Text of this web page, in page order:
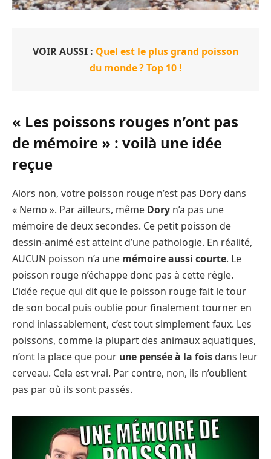
VOIR AUSSI : Quel est le plus grand poisson
du monde ? Top 10 !
« Les poissons rouges n’ont pas
de mémoire » : voilà une idée
reçue
Alors non, votre poisson rouge n’est pas Dory dans
« Nemo ». Par ailleurs, même Dory n’a pas une
mémoire de deux secondes. Ce petit poisson de
dessin-animé est atteint d’une pathologie. En réalité,
AUCUN poisson n’a une mémoire aussi courte. Le
poisson rouge n’échappe donc pas à cette règle.
L’idée reçue qui dit que le poisson rouge fait le tour
de son bocal puis oublie pour finalement tourner en
rond inlassablement, c’est tout simplement faux. Les
poissons, comme la plupart des animaux aquatiques,
n’ont la place que pour une pensée à la fois dans leur
cerveau. Cela est vrai. Par contre, non, ils n’oublient
pas par où ils sont passés.